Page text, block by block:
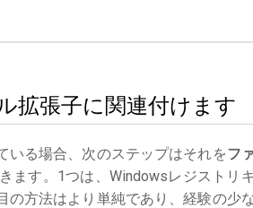
拡張子に関連付けます
いる場合、次のステップはそれをフ
ます。1つは、Windowsレジストリ
の方法はより単純であり、経験の少